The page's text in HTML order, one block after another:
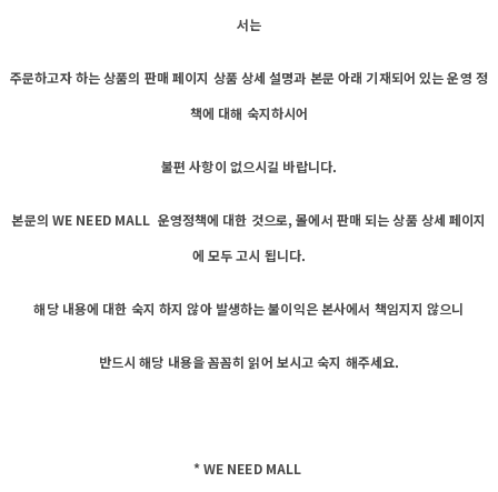
서는
주문하고자 하는 상품의 판매 페이지 상품 상세 설명과 본문 아래 기재되어 있는 운영 정
책에 대해 숙지하시어
불편 사항이 없으시길 바랍니다.
본문의 WE NEED MALL 운영정책에 대한 것으로, 몰에서 판매 되는 상품 상세 페이지
에 모두 고시 됩니다.
해당 내용에 대한 숙지 하지 않아 발생하는 불이익은 본사에서 책임지지 않으니
반드시 해당 내용을 꼼꼼히 읽어 보시고 숙지 해주세요.
* WE NEED MALL